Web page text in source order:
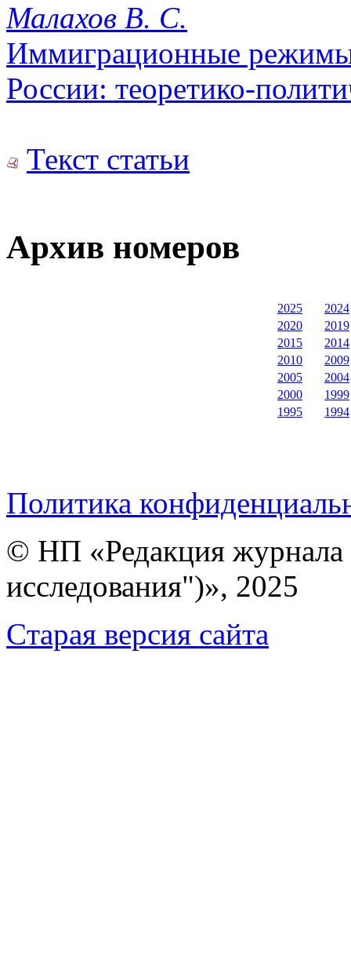
Малахов В. С.
Иммиграционные режимы
России: теоретико-
Текст статьи
Архив номеров
2025
2024
2020
2019
2015
2014
2010
2009
2005
2004
2000
1999
1995
1994
Политика
© НП «Редакция
исследования")», 2025
Cтарая версия сайта